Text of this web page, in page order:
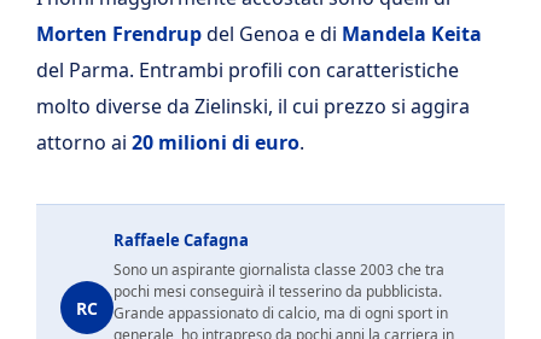
Morten Frendrupdel Genoa e di Mandela Keita
del Parma. Entrambi profili con caratteristiche
molto diverse da Zielinski, il cui prezzo si aggira
attorno ai 20 milioni di euro.
RC
Raffaele Cafagna
Sono un aspirante giornalista classe 2003 che tra
pochi mesi conseguirà il tesserino da pubblicista.
Grande appassionato di calcio, ma di ogni sport in
generale, ho intrapreso da pochi anni la carriera in